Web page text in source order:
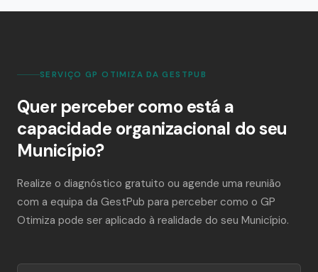
SERVIÇO GP OTIMIZA DA GESTPUB
Quer perceber como está a
capacidade organizacional do seu
Município?
Realize o diagnóstico gratuito ou agende uma reunião
com a equipa da GestPub para perceber como o GP
Otimiza pode ser aplicado à realidade do seu Município.